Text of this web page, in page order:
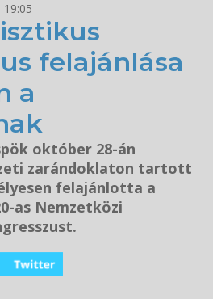
felajánlása
a
október 28-án
zarándoklaton tartott
felajánlotta a
as Nemzetközi